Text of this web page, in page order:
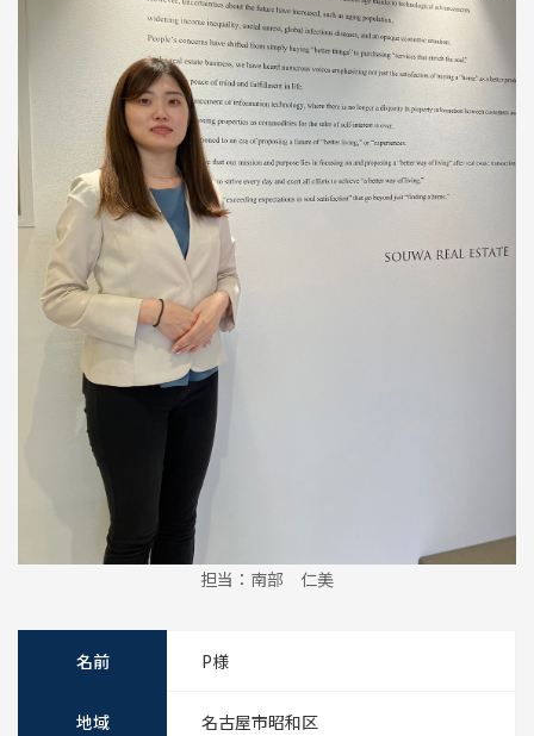
担当：南部 仁美
名前 P様
地域 名古屋市昭和区